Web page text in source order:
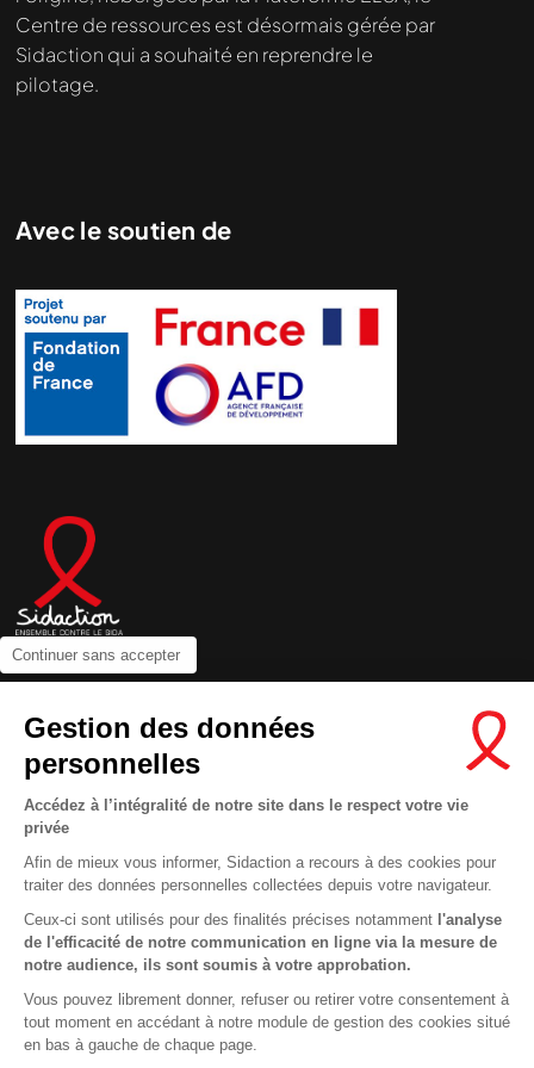
Continuer sans accepter
Gestion des données
personnelles
Accédez à l’intégralité de notre site dans le respect votre vie
privée
Afin de mieux vous informer, Sidaction a recours à des cookies pour
traiter des données personnelles collectées depuis votre navigateur.
Ceux-ci sont utilisés pour des finalités précises notamment l'analyse
de l'efficacité de notre communication en ligne via la mesure de
notre audience, ils sont soumis à votre approbation.
Vous pouvez librement donner, refuser ou retirer votre consentement à
tout moment en accédant à notre module de gestion des cookies situé
en bas à gauche de chaque page.
Centre de ressources est désormais gérée par
Sidaction qui a souhaité en reprendre le
pilotage.
Avec le soutien de
Newsletter
Nous suivre sur les réseaux :
MENTIONS LÉGALES
CONDITIONS D’UTILISATION ET PROTECTION DES DONNÉES
COOKIES
This site uses cookies and gives you control over what you want to
En savoir plus